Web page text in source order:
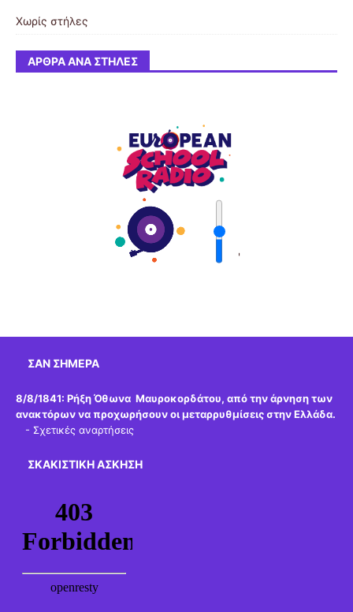
Χωρίς στήλες
ΆΡΘΡΑ ΑΝΆ ΣΤΉΛΕΣ
'
ΣΑΝ ΣΉΜΕΡΑ
8/8/1841: Ρήξη Όθωνα  Μαυροκορδάτου, από την άρνηση των
ανακτόρων να προχωρήσουν οι μεταρρυθμίσεις στην Ελλάδα.
- Σχετικές αναρτήσεις
ΣΚΑΚΙΣΤΙΚΉ ΆΣΚΗΣΗ